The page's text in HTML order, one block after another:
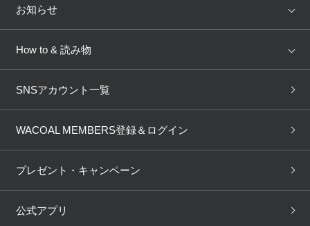
AMPHI une nana cool
OUR WACOAL
WACOAL Remamma Mens Innerwear
Licensed Brands
店舗を探す
ブラ無料診断
3Dボディスキャン
お知らせ
新着情報
商品回収
ニュース＆トピックス
How to & 読み物
下着の基礎知識
ブラパン ワコールスタイル
大人の工場見学inベトナム
人間科学研究開発センター見
SNSアカウント一覧
WACOAL MEMBERS登録＆ログイン
プレゼント・キャンペーン
公式アプリ